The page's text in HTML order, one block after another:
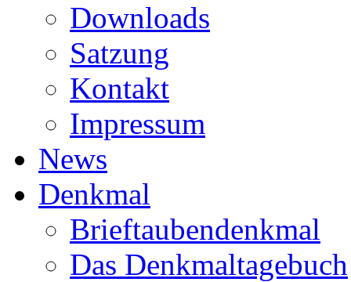
Downloads
Satzung
Kontakt
Impressum
News
Denkmal
Brieftaubendenkmal
Das Denkmaltagebuch